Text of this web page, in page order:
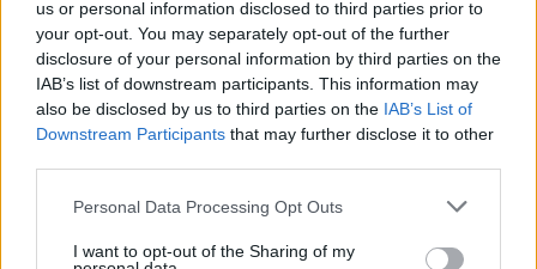
us or personal information disclosed to third parties prior to
your opt-out. You may separately opt-out of the further
disclosure of your personal information by third parties on the
IAB’s list of downstream participants. This information may
also be disclosed by us to third parties on the IAB’s List of
Downstream Participants that may further disclose it to other
Please note that this website/app uses one or more Google
not limited to your visit or usage behaviour. You may click to
Personal Data Processing Opt Outs
I want to opt-out of the Sharing of my
Δεσινιωτών στα «Καμενιάνεια 2026»